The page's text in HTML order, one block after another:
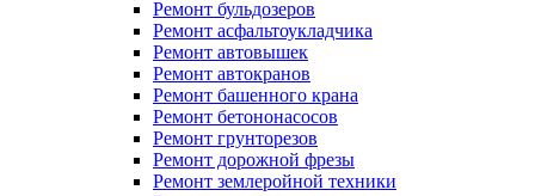
Ремонт бульдозеров
Ремонт асфальтоукладчика
Ремонт автовышек
Ремонт автокранов
Ремонт башенного крана
Ремонт бетононасосов
Ремонт грунторезов
Ремонт дорожной фрезы
Ремонт землеройной техники